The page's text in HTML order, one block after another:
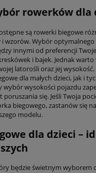
rowerków dla
są rowerki biegowe
wzorów. Wybór
innymi od preferencji
i bajek. Jednak warto
latorośli oraz jej
dla małych dzieci, jak i
wybór wysokości pojazdu
się. Jeśli Twoja
biegowego, zastanów się
modelu.
dla dzieci –
będzie świetnym wyborem